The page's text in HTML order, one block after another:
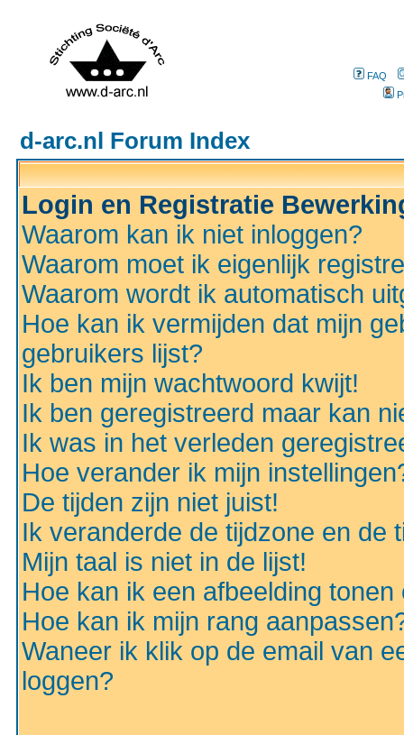
FAQ
d-arc.nl Forum Index
Login en Registratie
Waarom kan ik niet inloggen?
Waarom moet ik eigenlijk
Waarom wordt ik automatisch
Hoe kan ik vermijden dat mijn
gebruikers lijst?
Ik ben mijn wachtwoord kwijt!
Ik ben geregistreerd maar kan
Ik was in het verleden
Hoe verander ik mijn
De tijden zijn niet juist!
Ik veranderde de tijdzone en de
Mijn taal is niet in de lijst!
Hoe kan ik een afbeelding
Hoe kan ik mijn rang
Waneer ik klik op de email van
loggen?